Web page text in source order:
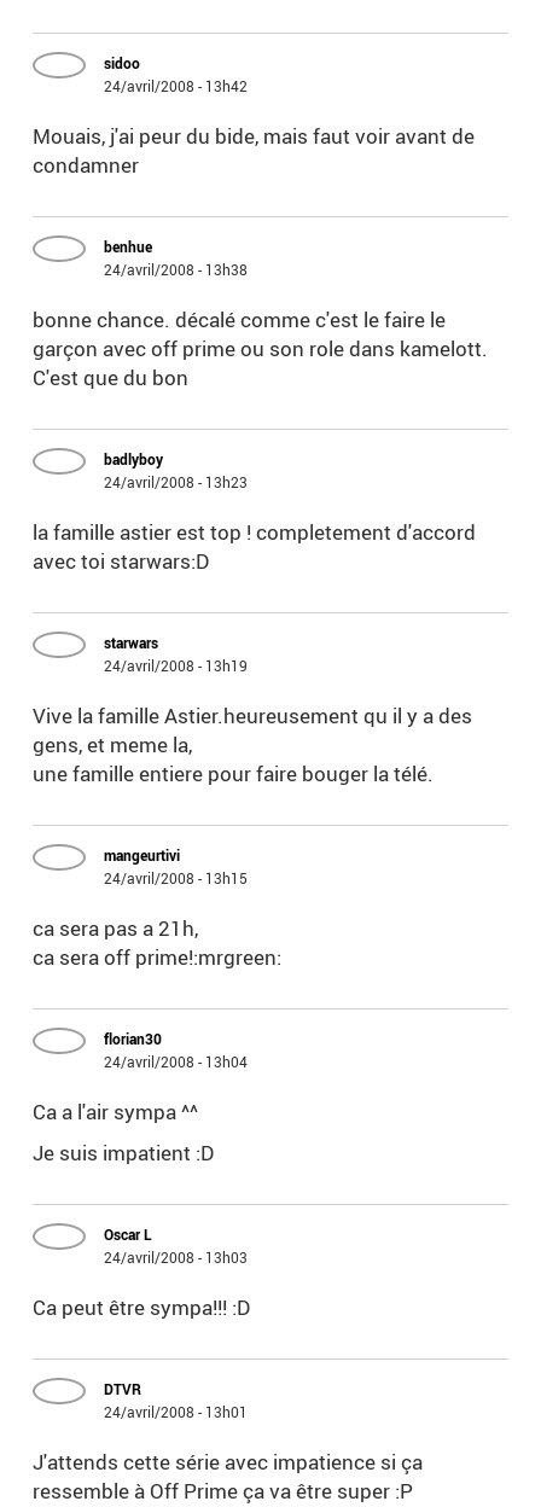
sidoo
24/avril/2008 - 13h42
Mouais, j'ai peur du bide, mais faut voir avant de
condamner
benhue
24/avril/2008 - 13h38
bonne chance. décalé comme c'est le faire le
garçon avec off prime ou son role dans kamelott.
C'est que du bon
badlyboy
24/avril/2008 - 13h23
la famille astier est top ! completement d'accord
avec toi starwars:D
starwars
24/avril/2008 - 13h19
Vive la famille Astier.heureusement qu il y a des
gens, et meme la,
une famille entiere pour faire bouger la télé.
mangeurtivi
24/avril/2008 - 13h15
ca sera pas a 21h,
ca sera off prime!:mrgreen:
florian30
24/avril/2008 - 13h04
Ca a l'air sympa ^^
Je suis impatient :D
Oscar L
24/avril/2008 - 13h03
Ca peut être sympa!!! :D
DTVR
24/avril/2008 - 13h01
J'attends cette série avec impatience si ça
ressemble à Off Prime ça va être super :P